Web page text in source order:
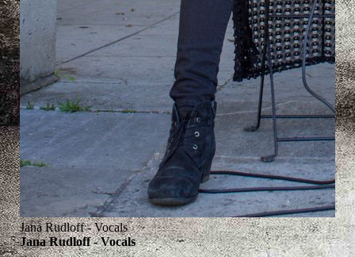
Jana Rudloff - Vocals
Jana Rudloff - Vocals